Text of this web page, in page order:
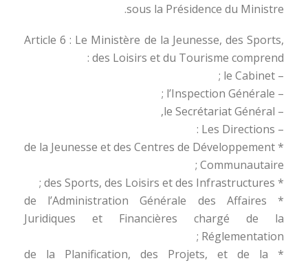
sous la Présidence du Ministre.
Article 6 : Le Ministère de la Jeunesse, des Sports,
des Loisirs et du Tourisme comprend :
– le Cabinet ;
– l’Inspection Générale ;
– le Secrétariat Général,
– Les Directions :
* de la Jeunesse et des Centres de Développement
Communautaire ;
* des Sports, des Loisirs et des Infrastructures ;
* de l’Administration Générale des Affaires
Juridiques et Financières chargé de la
Réglementation ;
* de la Planification, des Projets, et de la